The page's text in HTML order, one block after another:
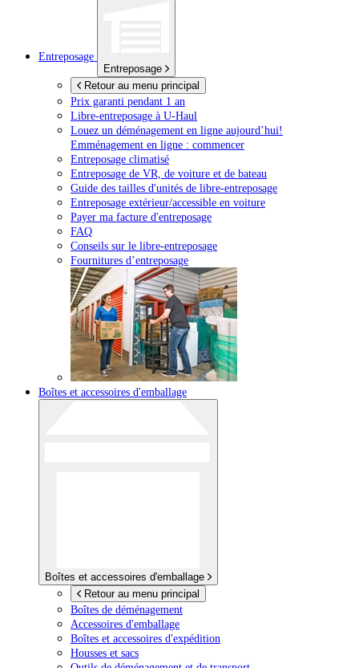
Entreposage
Entreposage
Retour au menu principal
Prix garanti pendant 1 an
Libre-entreposage à U-Haul
Louez un déménagement en ligne aujourd’hui!
Emménagement en ligne : commencer
Entreposage climatisé
Entreposage de VR, de voiture et de bateau
Guide des tailles d'unités de libre-entreposage
Entreposage extérieur/accessible en voiture
Payer ma facture d'entreposage
FAQ
Conseils sur le libre-entreposage
Fournitures d’entreposage
Boîtes et accessoires d'emballage
Boîtes et accessoires d'emballage
Retour au menu principal
Boîtes de déménagement
Accessoires d'emballage
Boîtes et accessoires d'expédition
Housses et sacs